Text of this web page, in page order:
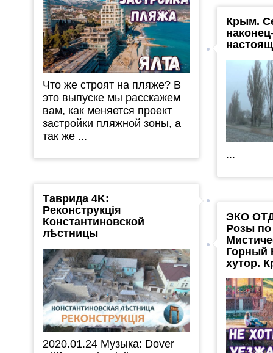
Что же строят на пляже? В
это выпуске мы расскажем
вам, как меняется проект
застройки пляжной зоны, а
так же ...
Крым.
...
Таврида 4K:
Реконструкція
Константиновской
лѣстницы
2020.01.24 Музыка: Dover
ЭКО
Розы по
Горный
хутор.